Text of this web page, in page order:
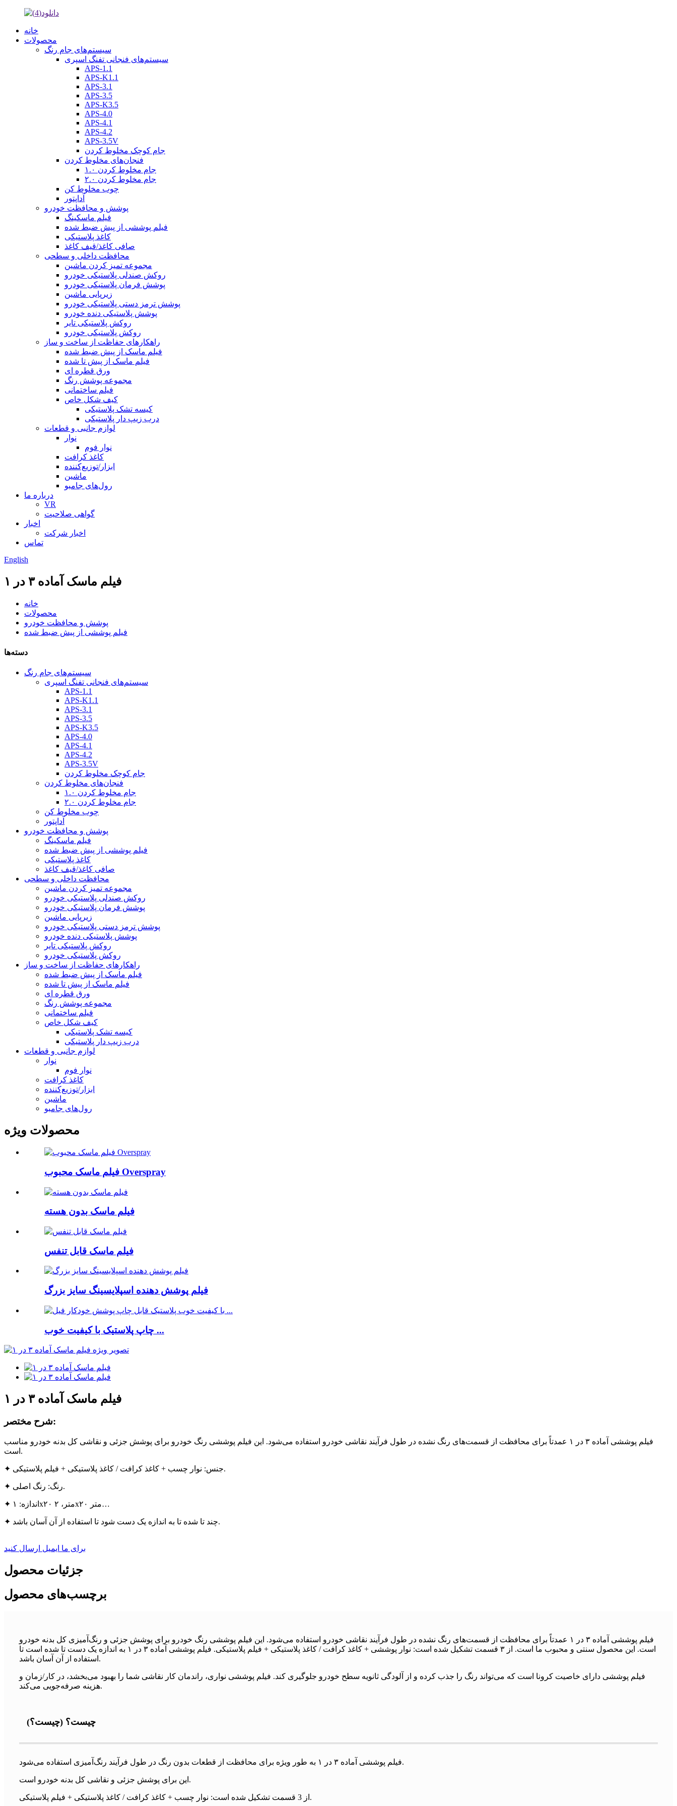
خانه
محصولات
سیستم‌های جام رنگ
سیستم‌های فنجانی تفنگ اسپری
APS-1.1
APS-K1.1
APS-3.1
APS-3.5
APS-K3.5
APS-4.0
APS-4.1
APS-4.2
APS-3.5V
جام کوچک مخلوط کردن
فنجان‌های مخلوط کردن
جام مخلوط کردن ۱.۰
جام مخلوط کردن ۲.۰
چوب مخلوط کن
آداپتور
پوشش و محافظت خودرو
فیلم ماسکینگ
فیلم پوششی از پیش ضبط شده
کاغذ پلاستیکی
صافی کاغذ/قیف کاغذ
محافظت داخلی و سطحی
مجموعه تمیز کردن ماشین
روکش صندلی پلاستیکی خودرو
پوشش فرمان پلاستیکی خودرو
زیرپایی ماشین
پوشش ترمز دستی پلاستیکی خودرو
پوشش پلاستیکی دنده خودرو
روکش پلاستیکی تایر
روکش پلاستیکی خودرو
راهکارهای حفاظت از ساخت و ساز
فیلم ماسک از پیش ضبط شده
فیلم ماسک از پیش تا شده
ورق قطره ای
مجموعه پوشش رنگ
فیلم ساختمانی
کیف شکل خاص
کیسه تشک پلاستیکی
درب زیپ دار پلاستیکی
لوازم جانبی و قطعات
نوار
نوار فوم
کاغذ کرافت
ابزار/توزیع‌کننده
ماشین
رول‌های جامبو
درباره ما
VR
گواهی صلاحیت
اخبار
اخبار شرکت
تماس
English
فیلم ماسک آماده ۳ در ۱
خانه
محصولات
پوشش و محافظت خودرو
فیلم پوششی از پیش ضبط شده
دسته‌ها
سیستم‌های جام رنگ
سیستم‌های فنجانی تفنگ اسپری
APS-1.1
APS-K1.1
APS-3.1
APS-3.5
APS-K3.5
APS-4.0
APS-4.1
APS-4.2
APS-3.5V
جام کوچک مخلوط کردن
فنجان‌های مخلوط کردن
جام مخلوط کردن ۱.۰
جام مخلوط کردن ۲.۰
چوب مخلوط کن
آداپتور
پوشش و محافظت خودرو
فیلم ماسکینگ
فیلم پوششی از پیش ضبط شده
کاغذ پلاستیکی
صافی کاغذ/قیف کاغذ
محافظت داخلی و سطحی
مجموعه تمیز کردن ماشین
روکش صندلی پلاستیکی خودرو
پوشش فرمان پلاستیکی خودرو
زیرپایی ماشین
پوشش ترمز دستی پلاستیکی خودرو
پوشش پلاستیکی دنده خودرو
روکش پلاستیکی تایر
روکش پلاستیکی خودرو
راهکارهای حفاظت از ساخت و ساز
فیلم ماسک از پیش ضبط شده
فیلم ماسک از پیش تا شده
ورق قطره ای
مجموعه پوشش رنگ
فیلم ساختمانی
کیف شکل خاص
کیسه تشک پلاستیکی
درب زیپ دار پلاستیکی
لوازم جانبی و قطعات
نوار
نوار فوم
کاغذ کرافت
ابزار/توزیع‌کننده
ماشین
رول‌های جامبو
محصولات ویژه
فیلم ماسک محبوب Overspray
فیلم ماسک بدون هسته
فیلم ماسک قابل تنفس
فیلم پوشش دهنده اسپلایسینگ سایز بزرگ
چاپ پلاستیک با کیفیت خوب ...
فیلم ماسک آماده ۳ در ۱
شرح مختصر:
فیلم پوششی آماده ۳ در ۱ عمدتاً برای محافظت از قسمت‌های رنگ نشده در طول فرآیند نقاشی خودرو استفاده می‌شود. این فیلم پوششی رنگ خودرو برای پوشش جزئی و نقاشی کل بدنه خودرو مناسب
است.
✦ جنس: نوار چسب + کاغذ کرافت / کاغذ پلاستیکی + فیلم پلاستیکی.
✦ رنگ: رنگ اصلی.
✦ اندازه: ۱x۲۰ متر، ۲x۲۰ متر…
✦ چند تا شده تا به اندازه یک دست شود تا استفاده از آن آسان باشد.
برای ما ایمیل ارسال کنید
جزئیات محصول
برچسب‌های محصول
فیلم پوششی آماده ۳ در ۱ عمدتاً برای محافظت از قسمت‌های رنگ نشده در طول فرآیند نقاشی خودرو استفاده می‌شود. این فیلم پوششی رنگ خودرو برای پوشش جزئی و رنگ‌آمیزی کل بدنه خودرو
است. این محصول سنتی و محبوب ما است. از ۳ قسمت تشکیل شده است: نوار پوششی + کاغذ کرافت / کاغذ پلاستیکی + فیلم پلاستیکی. فیلم پوششی آماده ۳ در ۱ به اندازه یک دست تا شده است تا
استفاده از آن آسان باشد.
فیلم پوششی دارای خاصیت کرونا است که می‌تواند رنگ را جذب کرده و از آلودگی ثانویه سطح خودرو جلوگیری کند. فیلم پوششی نواری، راندمان کار نقاشی شما را بهبود می‌بخشد، در کار/زمان و
هزینه صرفه‌جویی می‌کند.
چیست؟ (چیست؟)
فیلم پوششی آماده ۳ در ۱ به طور ویژه برای محافظت از قطعات بدون رنگ در طول فرآیند رنگ‌آمیزی استفاده می‌شود.
این برای پوشش جزئی و نقاشی کل بدنه خودرو است.
از 3 قسمت تشکیل شده است: نوار چسب + کاغذ کرافت / کاغذ پلاستیکی + فیلم پلاستیکی.